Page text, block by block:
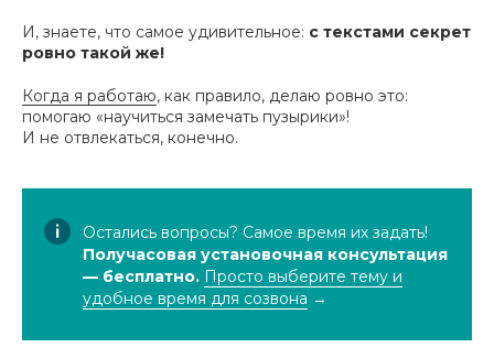
И, знаете, что самое удивительное: с текстами секрет
ровно такой же!
Когда я работаю, как правило, делаю ровно это:
помогаю «научиться замечать пузырики»!
И не отвлекаться, конечно.
Остались вопросы? Самое время их задать!
Получасовая установочная консультация
— бесплатно. Просто выберите тему и
удобное время для созвона →